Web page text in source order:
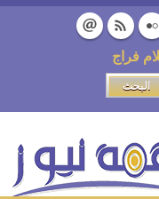
فراج